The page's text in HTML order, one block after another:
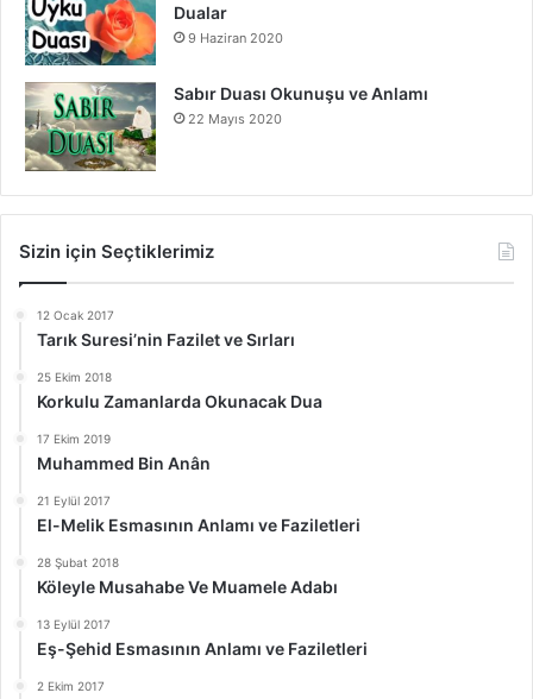
Dualar
9 Haziran 2020
Sabır Duası Okunuşu ve Anlamı
22 Mayıs 2020
Sizin için Seçtiklerimiz
12 Ocak 2017
Tarık Suresi’nin Fazilet ve Sırları
25 Ekim 2018
Korkulu Zamanlarda Okunacak Dua
17 Ekim 2019
Muhammed Bin Anân
21 Eylül 2017
El-Melik Esmasının Anlamı ve Faziletleri
28 Şubat 2018
Köleyle Musahabe Ve Muamele Adabı
13 Eylül 2017
Eş-Şehid Esmasının Anlamı ve Faziletleri
2 Ekim 2017